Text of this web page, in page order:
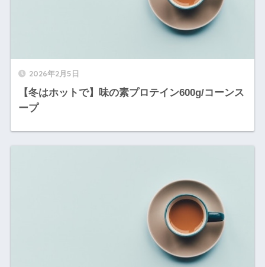
2026年2月5日
【冬はホットで】味の素プロテイン600g/コーンス
ープ